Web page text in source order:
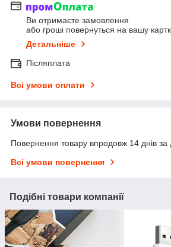
Ви отримаєте замовлення
або гроші повернуться на вашу
Детальніше
Післяплата
Всі умови оплати
Умови повернення
Повернення товару впродовж 14 днів за
Всі умови повернення
Подібні товари компанії